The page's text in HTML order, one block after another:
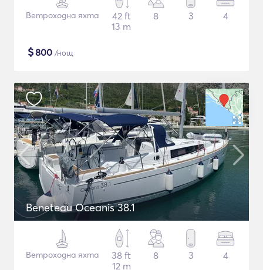
Ветроходна яхта
42 ft
13 m
8 3 4
$800 /нощ
Beneteau Oceanis 38.1
Ветроходна яхта
38 ft
12 m
8 3 4